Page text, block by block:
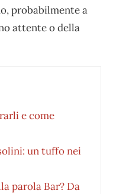
probabilmente a
attente o della
e come
un tuffo nei
parola Bar? Da